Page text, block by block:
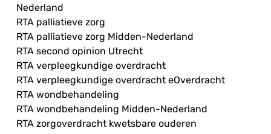
Nederland
RTA palliatieve zorg
RTA palliatieve zorg Midden-Nederland
RTA second opinion Utrecht
RTA verpleegkundige overdracht
RTA verpleegkundige overdracht eOverdracht
RTA wondbehandeling
RTA wondbehandeling Midden-Nederland
RTA zorgoverdracht kwetsbare ouderen